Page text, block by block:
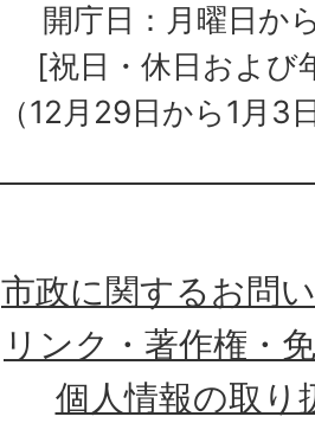
開庁日：月曜日か
[祝日・休日および
（12月29日から1月3
市政に関するお問
リンク・著作権・
個人情報の取り